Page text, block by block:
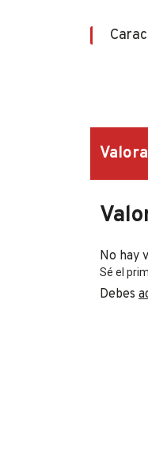
No hay
Sé el
Debes